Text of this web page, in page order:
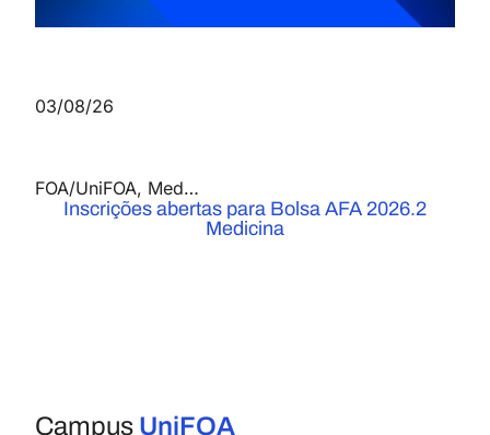
03/08/26
FOA/UniFOA, Medicina
Inscrições abertas para Bolsa AFA 2026.2
Medicina
Campus UniFOA